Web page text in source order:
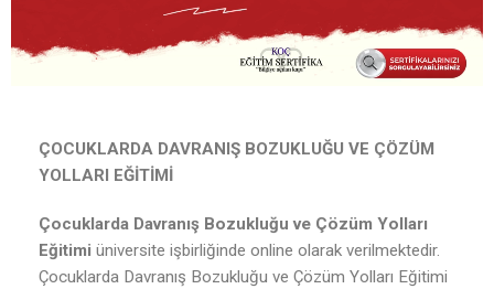
ÇOCUKLARDA DAVRANIŞ BOZUKLUĞU VE ÇÖZÜM
YOLLARI EĞİTİMİ
Çocuklarda Davranış Bozukluğu ve Çözüm Yolları
Eğitimi üniversite işbirliğinde online olarak verilmektedir.
Çocuklarda Davranış Bozukluğu ve Çözüm Yolları Eğitimi